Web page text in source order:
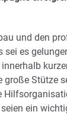
und den
sei es
große Stütze
ein